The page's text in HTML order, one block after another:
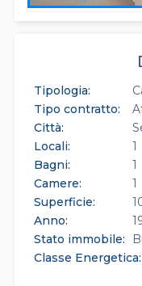
Tipologia:
Tipo contratto:
Città:
Locali:
1
Bagni:
1
Camere:
1
Superficie:
Anno:
Stato immobile:
Classe Energetica: